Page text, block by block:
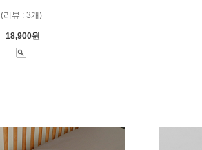
(리뷰 : 3개)
18,900원